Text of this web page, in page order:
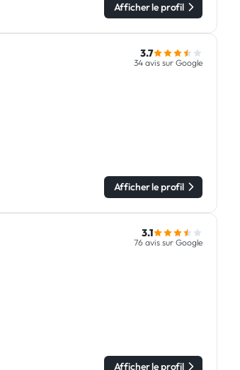
Afficher le profil
3.7
34 avis sur Google
Afficher le profil
3.1
76 avis sur Google
Afficher le profil